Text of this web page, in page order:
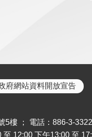
府網站資料開放宣告
5樓 ； 電話：886-3-
至 12:00 下午13:00 至